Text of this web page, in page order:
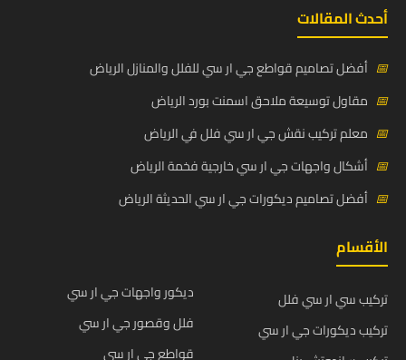
أحدث المقالات
📅 أفضل تصاميم قواطع جي ار سي للفلل والمنازل الرياض
📅 مقاول توسيعة ملاحق اسمنت بورد الرياض
📅 معلم تركيب نقش جي ار سي فلل في الرياض
📅 أشكال واجهات جي ار سي خارجية فخمة الرياض
📅 أفضل تصاميم ديكورات جي ار سي الحديثة الرياض
الأقسام
تركيب سي ار سي فلل
تركيب ديكورات جي ار سي
ديكور واجهات جي ار سي
فلل وقصور جي ار سي
قواطع جي ار سي